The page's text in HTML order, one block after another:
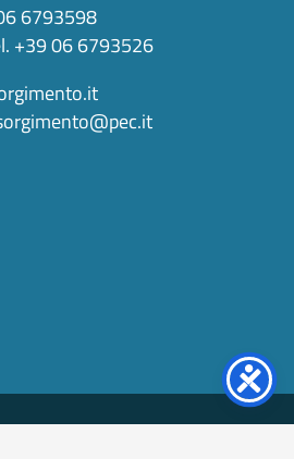
6793598
+39 06 6793526